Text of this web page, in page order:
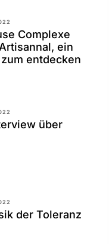
Complexe
ein
entdecken
über
der Toleranz